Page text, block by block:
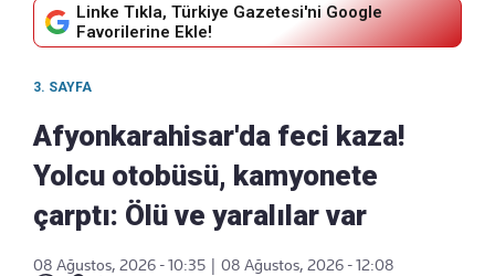
Linke Tıkla, Türkiye Gazetesi'ni Google
Favorilerine Ekle!
3. SAYFA
Afyonkarahisar'da feci kaza!
Yolcu otobüsü, kamyonete
çarptı: Ölü ve yaralılar var
08 Ağustos, 2026 - 10:35
08 Ağustos, 2026 - 12:08